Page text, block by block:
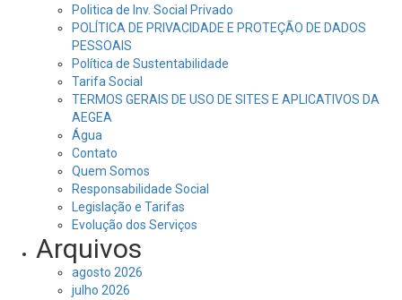
Politica de Inv. Social Privado
POLÍTICA DE PRIVACIDADE E PROTEÇÃO DE DADOS
PESSOAIS
Política de Sustentabilidade
Tarifa Social
TERMOS GERAIS DE USO DE SITES E APLICATIVOS DA
AEGEA
Água
Contato
Quem Somos
Responsabilidade Social
Legislação e Tarifas
Evolução dos Serviços
Arquivos
agosto 2026
julho 2026